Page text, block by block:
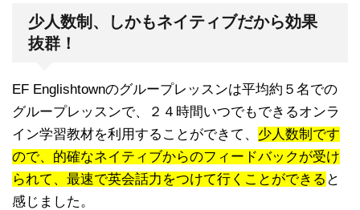
少人数制、しかもネイティブだから効果
抜群！
EF Englishtownのグループレッスンは平均約５名での
グループレッスンで、２４時間いつでもできるオンラ
イン学習教材を利用することができて、 少人数制です
ので、的確なネイティブからのフィードバックが受け
られて、最速で英会話力をつけて行くことができる と
感じました。